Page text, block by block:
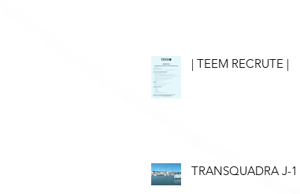
| TEEM RECRUTE |
TRANSQUADRA J-1